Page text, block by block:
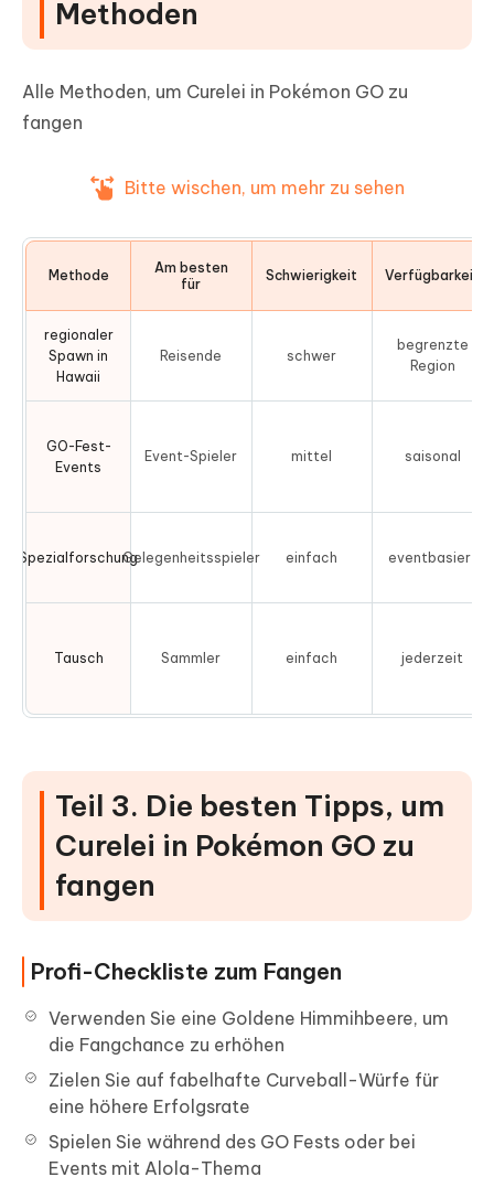
Methoden
Alle Methoden, um Curelei in Pokémon GO zu
fangen
Bitte wischen, um mehr zu sehen
Methode
Am besten
für
Schwierigkeit Verfügbarkeit
regionaler
Spawn in
Hawaii
Reisende schwer
begrenzte
Region
GO-Fest-
Events
Event-Spieler mittel saisonal
SpezialforschungGelegenheitsspieler einfach eventbasiert
Tausch Sammler einfach jederzeit
Teil 3. Die besten Tipps, um
Curelei in Pokémon GO zu
fangen
Profi-Checkliste zum Fangen
Verwenden Sie eine Goldene Himmihbeere, um
die Fangchance zu erhöhen
Zielen Sie auf fabelhafte Curveball-Würfe für
eine höhere Erfolgsrate
Spielen Sie während des GO Fests oder bei
Events mit Alola-Thema